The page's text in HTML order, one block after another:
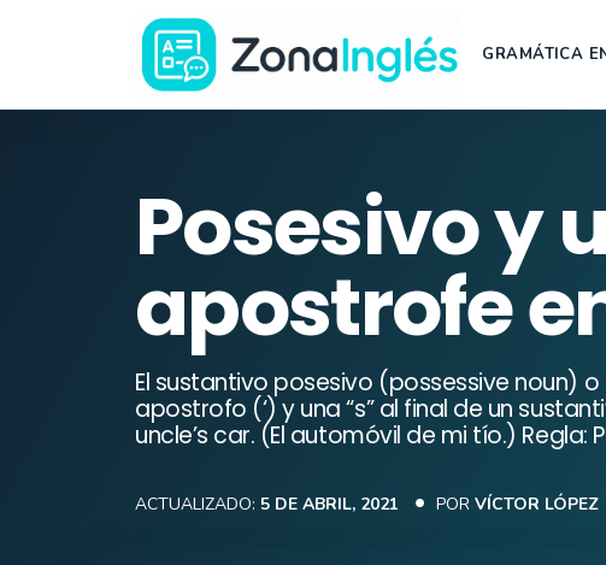
Ir
portada
de
ZonaInglés
GRAMÁTICA
Posesivo y
apostrofe
El sustantivo posesivo (possessive noun)
apostrofo (‘) y una “s” al final de un
uncle’s car. (El automóvil de mi tío.) Regla:
ACTUALIZADO: 5 DE ABRIL, 2021 POR VÍCTOR LÓPEZ